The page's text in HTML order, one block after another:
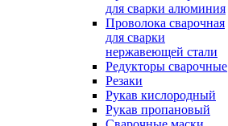
для сварки алюминия
Проволока сварочная
для сварки
нержавеющей стали
Редукторы сварочные
Резаки
Рукав кислородный
Рукав пропановый